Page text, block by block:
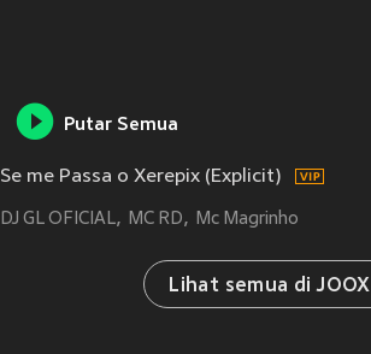
Putar Semua
Se me Passa o Xerepix (Explicit)
DJ GL OFICIAL MC RD Mc Magrinho
Lihat semua di JOOX